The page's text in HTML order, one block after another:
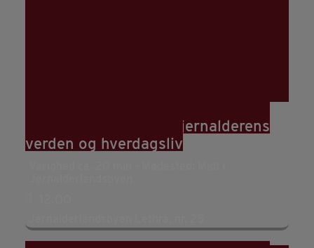
Rundvisning: Hør om jernalderens
verden og hverdagsliv